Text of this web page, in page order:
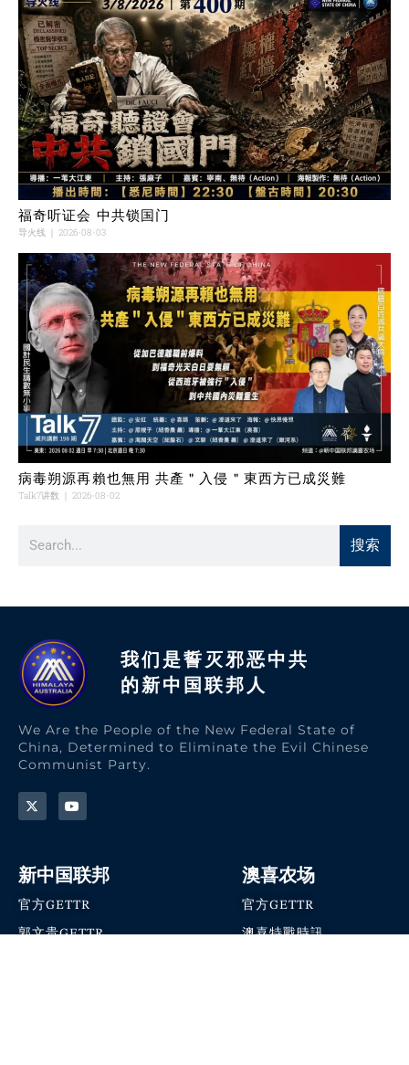
福奇听证会 中共锁国门
导火线 2026-08-03
病毒朔源再賴也無用 共產＂入侵＂東西方已成災難
Talk7讲数 2026-08-02
搜索
我们是誓灭邪恶中共
的新中国联邦人​
We Are the People of the New Federal State of
China, Determined to Eliminate the Evil Chinese
Communist Party.
新中国联邦
官方GETTR
郭文贵GETTR
澳喜农场
官方GETTR
澳喜特戰時訊